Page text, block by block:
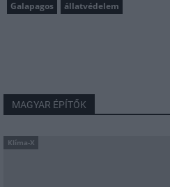
Galapagos állatvédelem
MAGYAR ÉPÍTŐK
Klíma-X